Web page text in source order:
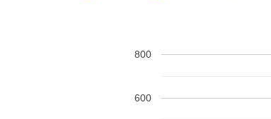
600
800